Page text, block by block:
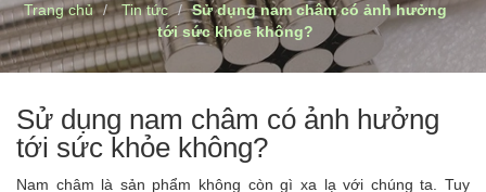
Trang chủ Tin tức
Sử dụng nam châm có ảnh hưởng
tới sức khỏe không?
Sử dụng nam châm có ảnh hưởng
tới sức khỏe không?
Nam châm là sản phẩm không còn gì xa lạ với chúng ta. Tuy